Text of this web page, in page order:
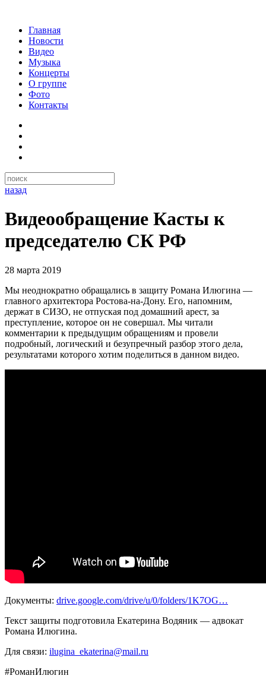
Главная
Новости
Видео
Музыка
Концерты
О группе
Фото
Контакты
назад
Видеообращение Касты к
председателю СК РФ
28 марта 2019
Мы неоднократно обращались в защиту Романа Илюгина —
главного архитектора Ростова-на-Дону. Его, напомним,
держат в СИЗО, не отпуская под домашний арест, за
преступление, которое он не совершал. Мы читали
комментарии к предыдущим обращениям и провели
подробный, логический и безупречный разбор этого дела,
результатами которого хотим поделиться в данном видео.
Документы: drive.google.com/drive/u/0/folders/1K7OG…
Текст защиты подготовила Екатерина Водяник — адвокат
Романа Илюгина.
Для связи: ilugina_ekaterina@mail.ru
#РоманИлюгин